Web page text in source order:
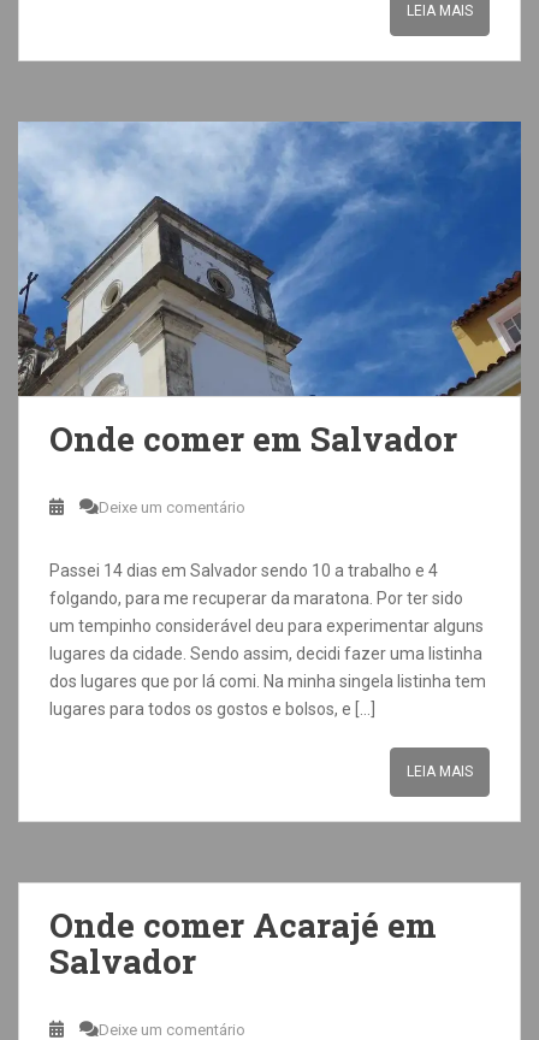
LEIA MAIS
Onde comer em Salvador
Deixe um comentário
Passei 14 dias em Salvador sendo 10 a trabalho e 4
folgando, para me recuperar da maratona. Por ter sido
um tempinho considerável deu para experimentar alguns
lugares da cidade. Sendo assim, decidi fazer uma listinha
dos lugares que por lá comi. Na minha singela listinha tem
lugares para todos os gostos e bolsos, e […]
LEIA MAIS
Onde comer Acarajé em
Salvador
Deixe um comentário